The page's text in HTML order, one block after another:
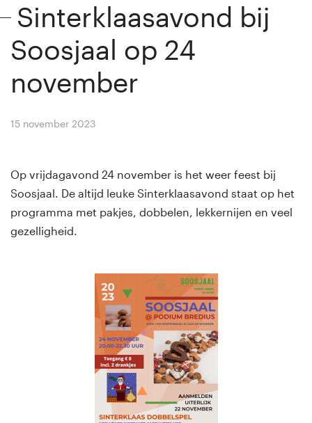
Sinterklaasavond bij
Soosjaal op 24
november
15 november 2023
Op vrijdagavond 24 november is het weer feest bij
Soosjaal. De altijd leuke Sinterklaasavond staat op het
programma met pakjes, dobbelen, lekkernijen en veel
gezelligheid.